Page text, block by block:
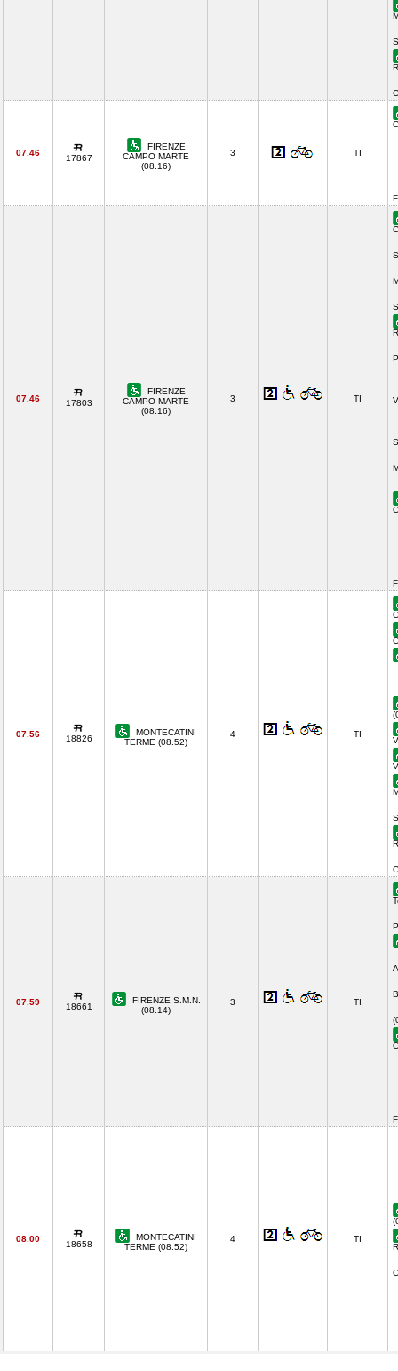
07.46
17867
FIRENZE
CAMPO MARTE
(08.16)
3 TI
07.46 17803
FIRENZE
CAMPO MARTE
(08.16)
3 TI
07.56 18826
MONTECATINI
TERME (08.52)
4 TI
07.59 18661
FIRENZE S.M.N.
(08.14)
3 TI
08.00
18658
MONTECATINI
TERME (08.52)
4 TI